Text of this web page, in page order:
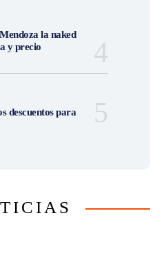
la naked
y precio
descuentos para